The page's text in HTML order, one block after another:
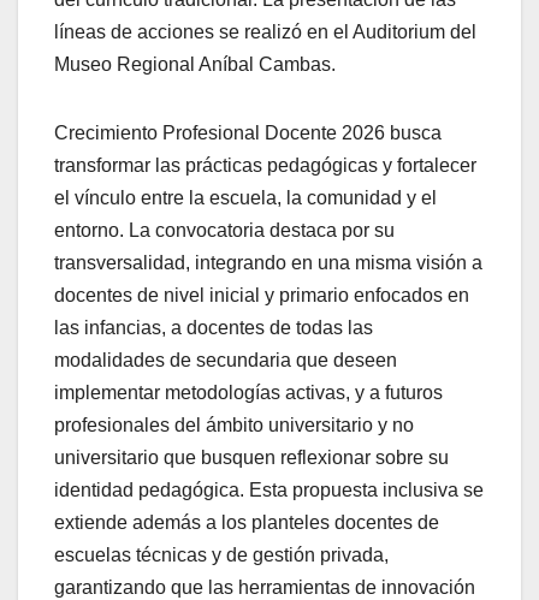
líneas de acciones se realizó en el Auditorium del
Museo Regional Aníbal Cambas.
Crecimiento Profesional Docente 2026 busca
transformar las prácticas pedagógicas y fortalecer
el vínculo entre la escuela, la comunidad y el
entorno. La convocatoria destaca por su
transversalidad, integrando en una misma visión a
docentes de nivel inicial y primario enfocados en
las infancias, a docentes de todas las
modalidades de secundaria que deseen
implementar metodologías activas, y a futuros
profesionales del ámbito universitario y no
universitario que busquen reflexionar sobre su
identidad pedagógica. Esta propuesta inclusiva se
extiende además a los planteles docentes de
escuelas técnicas y de gestión privada,
garantizando que las herramientas de innovación